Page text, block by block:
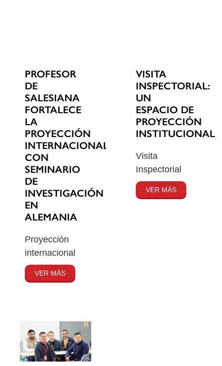
PROFESOR
DE
SALESIANA
FORTALECE
LA
PROYECCIÓN
INTERNACIONAL
CON
SEMINARIO
DE
INVESTIGACIÓN
EN
ALEMANIA
Proyección
internacional
VER MÁS
VISITA
INSPECTORIAL:
UN
ESPACIO DE
PROYECCIÓN
INSTITUCIONAL
Visita
Inspectorial
VER MÁS